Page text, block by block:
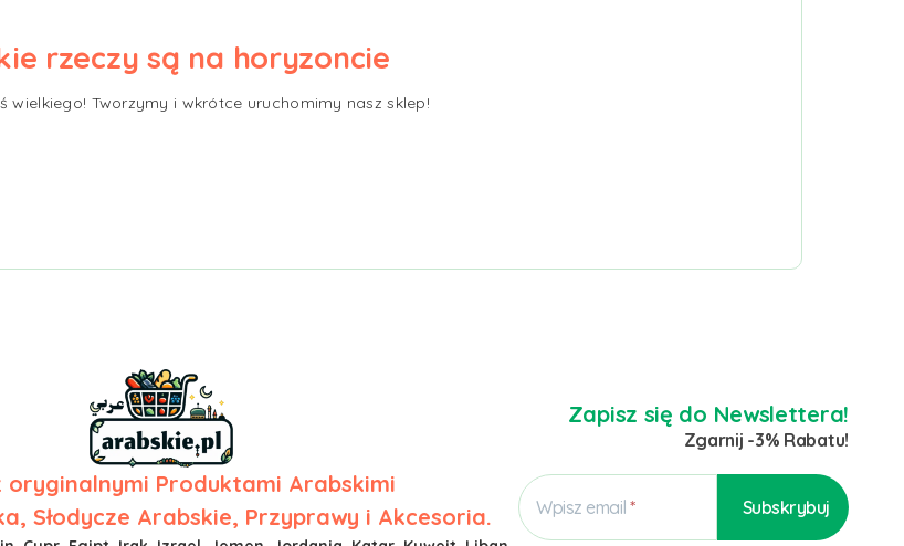
rzeczy są na horyzoncie
wielkiego! Tworzymy i wkrótce uruchomimy nasz sklep!
oryginalnymi Produktami Arabskimi
Słodycze Arabskie, Przyprawy i Akcesoria.
Zapisz się do Newslettera!
Zgarnij -3% Rabatu!
Wpisz email